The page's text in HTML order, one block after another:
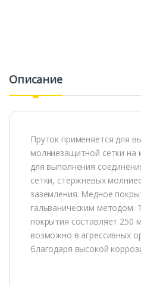
Описание
Пруток применяется для
молниезащитной сетки на
для выполнения
сетки, стержневых
заземления. Медное
гальваническим методом.
покрытия составляет 250
возможно в агрессивных
благодаря высокой